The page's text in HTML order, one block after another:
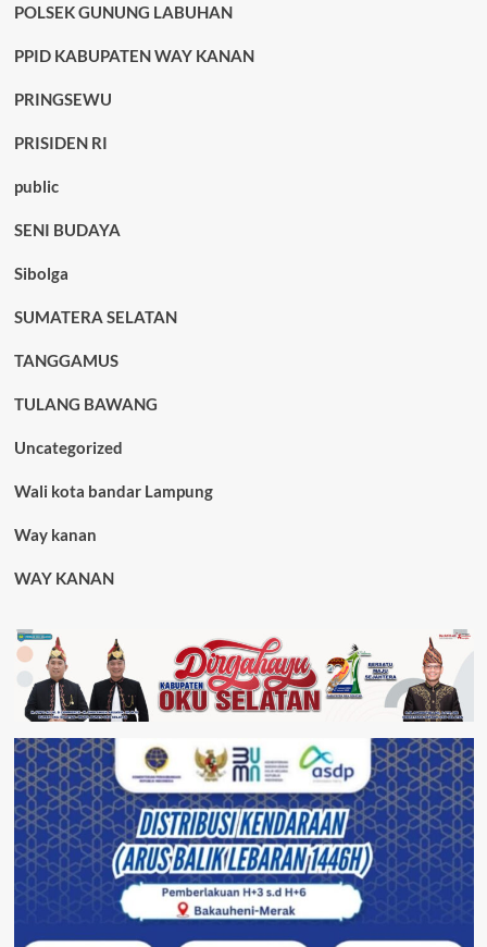
POLSEK GUNUNG LABUHAN
PPID KABUPATEN WAY KANAN
PRINGSEWU
PRISIDEN RI
public
SENI BUDAYA
Sibolga
SUMATERA SELATAN
TANGGAMUS
TULANG BAWANG
Uncategorized
Wali kota bandar Lampung
Way kanan
WAY KANAN